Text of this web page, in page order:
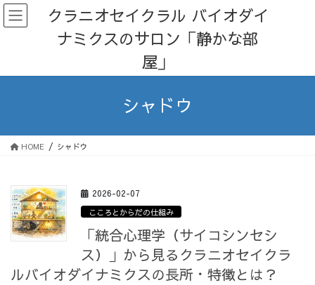
コ
ン
へ
プ
ナ
ビ
ョ
動
クラニオセイクラル バイオダイ
ナミクスのサロン「静かな部
屋」
シャドウ
HOME シャドウ
2026-02-07
こころとからだの仕組み
「統合心理学（サイコシンセシ
ス）」から見るクラニオセイクラ
ルバイオダイナミクスの長所・特徴とは？